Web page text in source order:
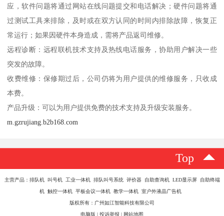
应，软件问题将通过网站在线问题提交和电话解决；硬件问题将通
过测试工具来排除，及时或在双方认同的时间内排除故障，恢复正
常运行；如果因硬件本身造成，需将产品返司维修。
远程诊断：远程联机技术支持及热线电话服务，协助用户解决一些
突发的故障。
收费维修：保修期过后，公司仍将为用户提供的维修服务，只收成
本费。
产品升级：可以为用户提供免费的技术支持及升级安装服务。
m.gzrujiang.b2b168.com
Top
主营产品：排队机 叫号机 工业一体机 排队叫号系统 评价器 自助查询机 LED显示屏 自助终端
机 触控一体机 平板会议一体机 教学一体机 室户外液晶广告机
版权所有：广州如江智能科技有限公司
电脑版 | 投诉举报 | 网站地图